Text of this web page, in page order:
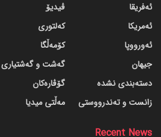
ئەفریقا
ئەمریکا
ئەورووپا
جیهان
دسته‌بندی نشده
زانست و تەندرووستی
ڤیدیۆ
کەلتوری
کۆمەڵگا
گه‌شت و گه‌شتیاری
گۆڤاره‌کان
مەڵتی میدیا
Recent News